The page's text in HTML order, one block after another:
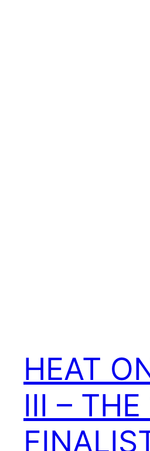
HEAT
III – THE